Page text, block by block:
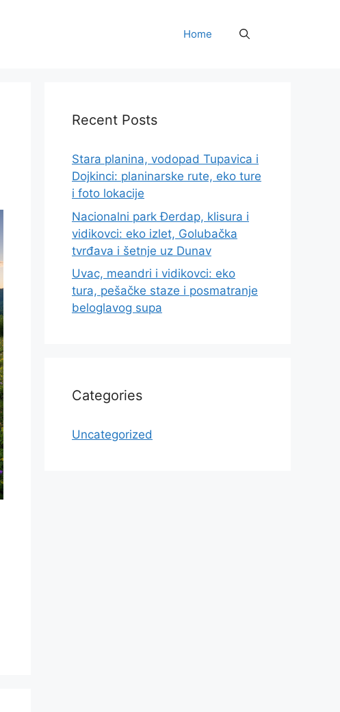
Home
Recent Posts
Stara planina, vodopad Tupavica i
Dojkinci: planinarske rute, eko ture
i foto lokacije
Nacionalni park Đerdap, klisura i
vidikovci: eko izlet, Golubačka
tvrđava i šetnje uz Dunav
Uvac, meandri i vidikovci: eko
tura, pešačke staze i posmatranje
beloglavog supa
Categories
Uncategorized